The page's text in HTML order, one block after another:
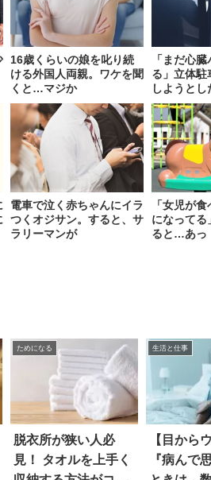
16歳くらいの娘を叱り続
ける外国人両親。ワケを聞
くと…マジか
「まだ心
る」立体駐
しようとし
電車で泣く赤ちゃんにイラ
つくオジサン。すると、サ
ラリーマンが
「女児が
になってる
ると…あっ
ためになる
脱衣所が狭い人必
見！ タオルを上手く
生活と仕事
【目から
『病んで